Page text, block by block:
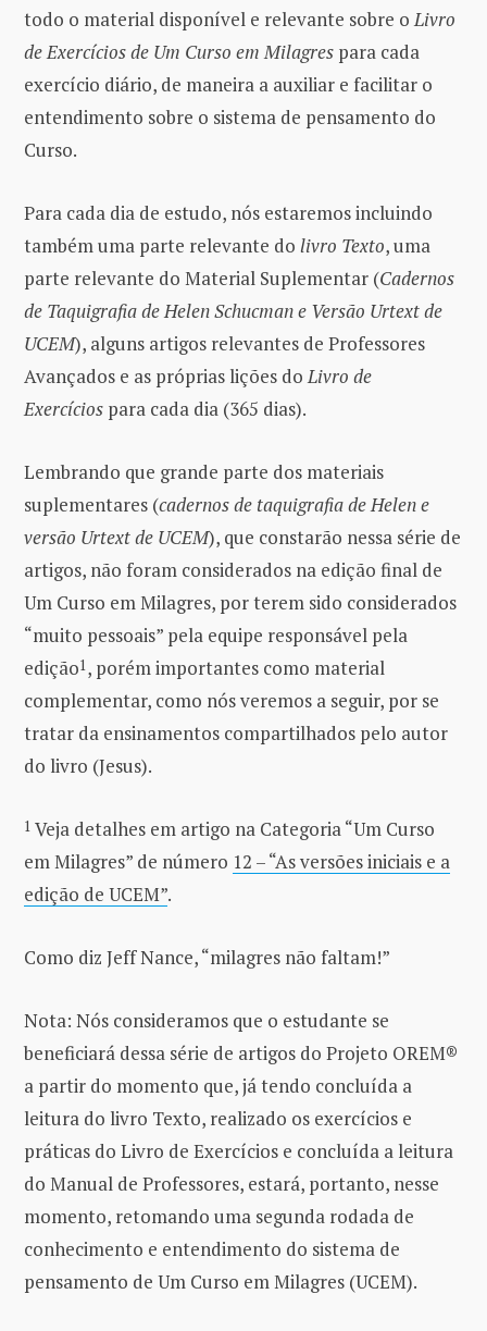
todo o material disponível e relevante sobre oLivro
de Exercícios de Um Curso em Milagres para cada
exercício diário, de maneira a auxiliar e facilitar o
entendimento sobre o sistema de pensamento do
Curso.
Para cada dia de estudo, nós estaremos incluindo
também uma parte relevante do livro Texto, uma
parte relevante do Material Suplementar (Cadernos
de Taquigrafia de Helen Schucman e Versão Urtext de
UCEM), alguns artigos relevantes de Professores
Avançados e as próprias lições doLivro de
Exercícios para cada dia (365 dias).
Lembrando que grande parte dos materiais
suplementares (cadernos de taquigrafia de Helen e
versão Urtext de UCEM), que constarão nessa série de
artigos, não foram considerados na edição final de
Um Curso em Milagres, por terem sido considerados
“muito pessoais” pela equipe responsável pela
edição1, porém importantes como material
complementar, como nós veremos a seguir, por se
tratar da ensinamentos compartilhados pelo autor
do livro (Jesus).
1 Veja detalhes em artigo na Categoria “Um Curso
em Milagres” de número 12 – “As versões iniciais e a
edição de UCEM”.
Como diz Jeff Nance, “milagres não faltam!”
Nota: Nós consideramos que o estudante se
beneficiará dessa série de artigos do Projeto OREM®
a partir do momento que, já tendo concluída a
leitura do livro Texto, realizado os exercícios e
práticas do Livro de Exercícios e concluída a leitura
do Manual de Professores, estará, portanto, nesse
momento, retomando uma segunda rodada de
conhecimento e entendimento do sistema de
pensamento de Um Curso em Milagres (UCEM).